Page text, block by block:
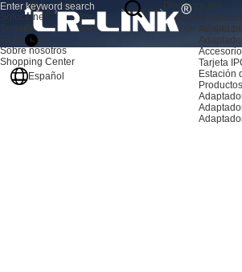
Productos
Tarjeta
Estación
Productos
Soluciones
Soporte
Resources
Sobre nosotros
Shopping Center
Español
Inicio Sobre
nosotros
Noticias
Dinámica del
producto
Esquema del sistema de inspección de calidad